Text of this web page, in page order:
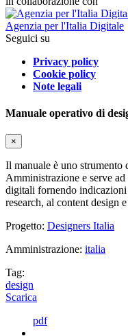
Agenzia per l'Italia Digitale
Seguici su
Privacy policy
Cookie policy
Note legali
Manuale operativo di
×
Il manuale è uno strumento
Amministrazione e serve
digitali fornendo indicazioni
research, al content design
Progetto: Designers Italia
Amministrazione: italia
Tag:
design
Scarica
pdf